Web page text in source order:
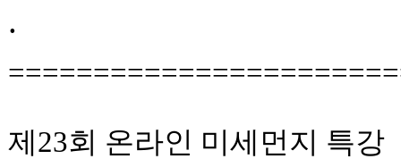
.
제23회 온라인 미세먼지 특강